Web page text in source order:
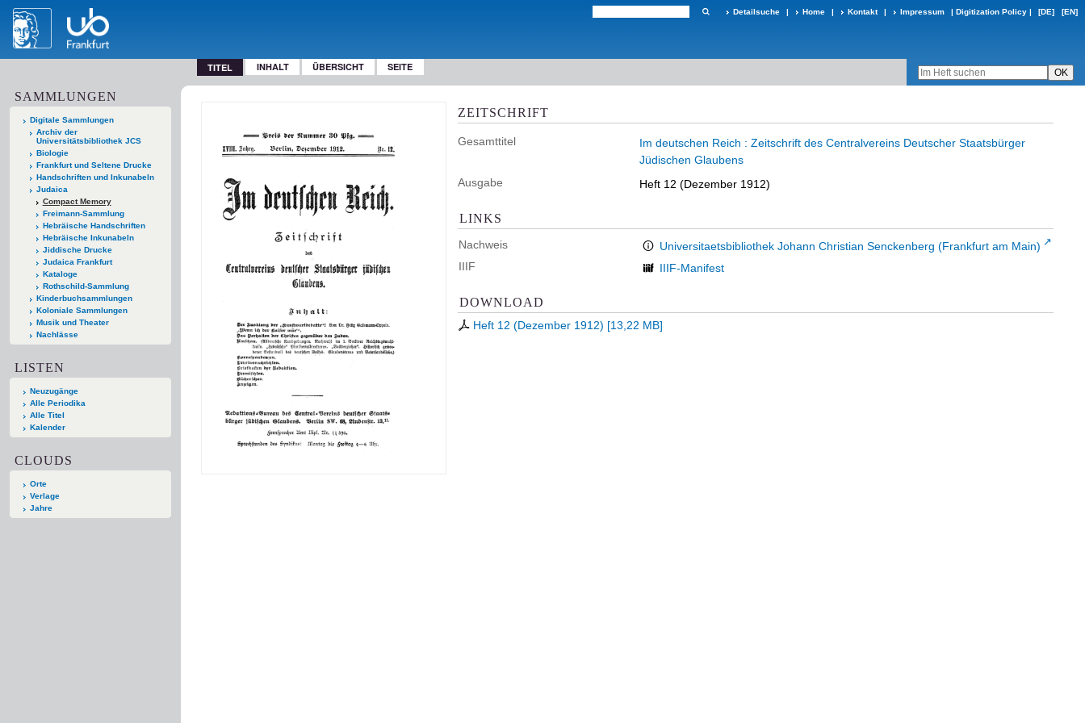
Detailsuche | Home | Kontakt | Impressum | Digitization Policy | [DE] [EN]
TITEL INHALT ÜBERSICHT SEITE
SAMMLUNGEN
Digitale Sammlungen
Archiv der
Universitätsbibliothek JCS
Biologie
Frankfurt und Seltene Drucke
Handschriften und Inkunabeln
Judaica
Compact Memory
Freimann-Sammlung
Hebräische Handschriften
Hebräische Inkunabeln
Jiddische Drucke
Judaica Frankfurt
Kataloge
Rothschild-Sammlung
Kinderbuchsammlungen
Koloniale Sammlungen
Musik und Theater
Nachlässe
LISTEN
Neuzugänge
Alle Periodika
Alle Titel
Kalender
CLOUDS
Orte
Verlage
Jahre
ZEITSCHRIFT
Gesamttitel
Im deutschen Reich : Zeitschrift des Centralvereins Deutscher Staatsbürger
Jüdischen Glaubens
Ausgabe
Heft 12 (Dezember 1912)
LINKS
Nachweis
Universitaetsbibliothek Johann Christian Senckenberg (Frankfurt am Main)
IIIF
IIIF-Manifest
DOWNLOAD
Heft 12 (Dezember 1912) [13,22 MB]